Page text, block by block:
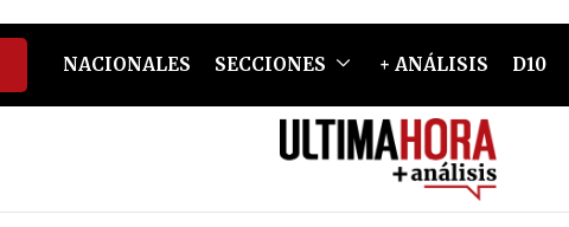
NACIONALES SECCIONES + ANÁLISIS D10